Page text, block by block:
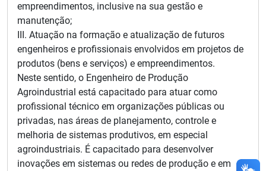
empreendimentos, inclusive na sua gestão e
manutenção;
III. Atuação na formação e atualização de futuros
engenheiros e profissionais envolvidos em projetos de
produtos (bens e serviços) e empreendimentos.
Neste sentido, o Engenheiro de Produção
Agroindustrial está capacitado para atuar como
profissional técnico em organizações públicas ou
privadas, nas áreas de planejamento, controle e
melhoria de sistemas produtivos, em especial
agroindustriais. É capacitado para desenvolver
inovações em sistemas ou redes de produção e em